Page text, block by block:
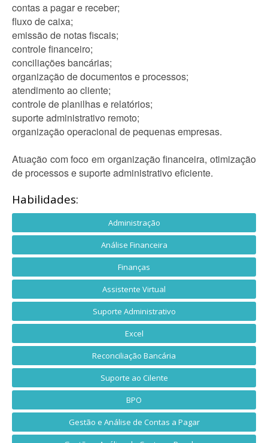
contas a pagar e receber;
fluxo de caixa;
emissão de notas fiscais;
controle financeiro;
conciliações bancárias;
organização de documentos e processos;
atendimento ao cliente;
controle de planilhas e relatórios;
suporte administrativo remoto;
organização operacional de pequenas empresas.
Atuação com foco em organização financeira, otimização
de processos e suporte administrativo eficiente.
Habilidades:
Administração
Análise Financeira
Finanças
Assistente Virtual
Suporte Administrativo
Excel
Reconciliação Bancária
Suporte ao Cilente
BPO
Gestão e Análise de Contas a Pagar